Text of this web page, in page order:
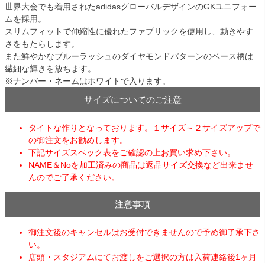
世界大会でも着用されたadidasグローバルデザインのGKユニフォー
ムを採用。
スリムフィットで伸縮性に優れたファブリックを使用し、動きやす
さをもたらします。
また鮮やかなブルーラッシュのダイヤモンドパターンのベース柄は
繊細な輝きを放ちます。
※ナンバー・ネームはホワイトで入ります。
サイズについてのご注意
タイトな作りとなっております。１サイズ～２サイズアップで
の御注文をお勧めします。
下記サイズスペック表をご確認の上お買い求め下さい。
NAME＆Noを加工済みの商品は返品サイズ交換など出来ませ
んのでご了承ください。
注意事項
御注文後のキャンセルはお受付できませんので予め御了承下さ
い。
店頭・スタジアムにてお渡しをご選択の方は入荷連絡後1ヶ月